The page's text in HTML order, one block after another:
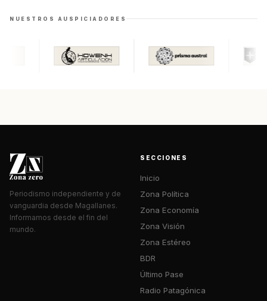
NUESTROS AUSPICIADORES
Periodismo independiente y de
vanguardia desde Magallanes.
Informamos desde el fin del
mundo.
SECCIONES
Inicio
Zona Política
Zona Economía
Zona Visión
Zona Estéreo
BDR
Último Pase
Radio Patagónica